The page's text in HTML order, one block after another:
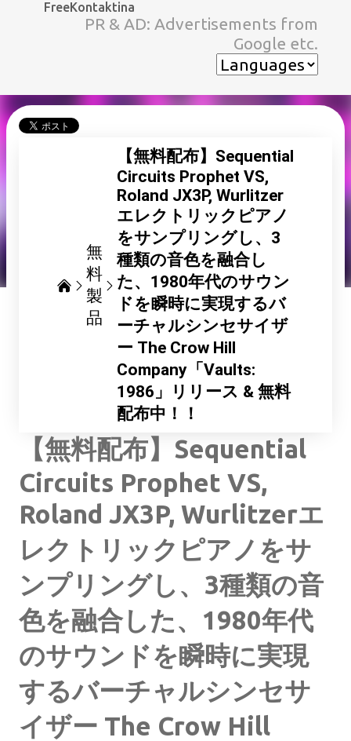
スキップしてメイン コンテンツに移動
FreeKontaktina
PR & AD: Advertisements from
Google etc.
無
料
製
品
【無料配布】Sequential
Circuits Prophet VS,
Roland JX3P, Wurlitzer
エレクトリックピアノ
をサンプリングし、3
種類の音色を融合し
た、1980年代のサウン
ドを瞬時に実現するバ
ーチャルシンセサイザ
ー The Crow Hill
Company「Vaults:
1986」リリース & 無料
配布中！！
【無料配布】Sequential
Circuits Prophet VS,
Roland JX3P, Wurlitzerエ
レクトリックピアノをサ
ンプリングし、3種類の音
色を融合した、1980年代
のサウンドを瞬時に実現
するバーチャルシンセサ
イザー The Crow Hill